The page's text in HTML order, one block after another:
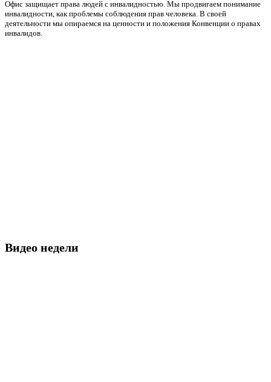
Офис защищает права людей с инвалидностью. Мы продвигаем понимание
инвалидности, как проблемы соблюдения прав человека. В своей
деятельности мы опираемся на ценности и положения Конвенции о правах
инвалидов.
Видео недели